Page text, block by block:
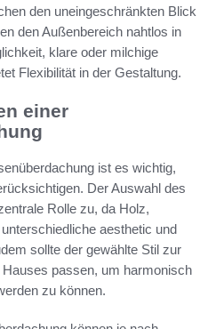
den uneingeschränkten Blick
den Außenbereich nahtlos in
klare oder milchige
Flexibilität in der Gestaltung.
einer
ist es wichtig,
Der Auswahl des
Rolle zu, da Holz,
aesthetic und
sollte der gewählte Stil zur
passen, um harmonisch
zu können.